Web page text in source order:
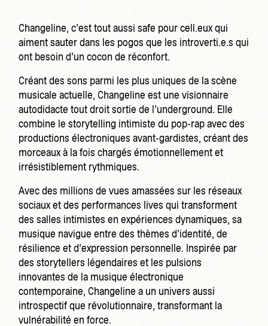
Changeline, c’est tout aussi safe pour cell.eux qui
aiment sauter dans les pogos que les introverti.e.s qui
ont besoin d’un cocon de réconfort.
Créant des sons parmi les plus uniques de la scène
musicale actuelle, Changeline est une visionnaire
autodidacte tout droit sortie de l’underground. Elle
combine le storytelling intimiste du pop-rap avec des
productions électroniques avant-gardistes, créant des
morceaux à la fois chargés émotionnellement et
irrésistiblement rythmiques.
Avec des millions de vues amassées sur les réseaux
sociaux et des performances lives qui transforment
des salles intimistes en expériences dynamiques, sa
musique navigue entre des thèmes d’identité, de
résilience et d’expression personnelle. Inspirée par
des storytellers légendaires et les pulsions
innovantes de la musique électronique
contemporaine, Changeline a un univers aussi
introspectif que révolutionnaire, transformant la
vulnérabilité en force.